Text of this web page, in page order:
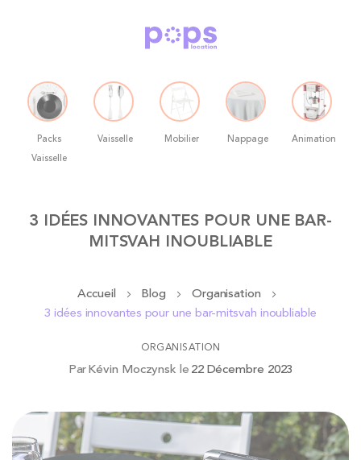
Packs
Vaisselle
Vaisselle Mobilier Nappage Animation
3 IDÉES INNOVANTES POUR UNE BAR-
MITSVAH INOUBLIABLE
Accueil Blog
Organisation
3 idées innovantes pour une bar-mitsvah inoubliable
ORGANISATION
ParKévin Moczynsk le22 Décembre 2023